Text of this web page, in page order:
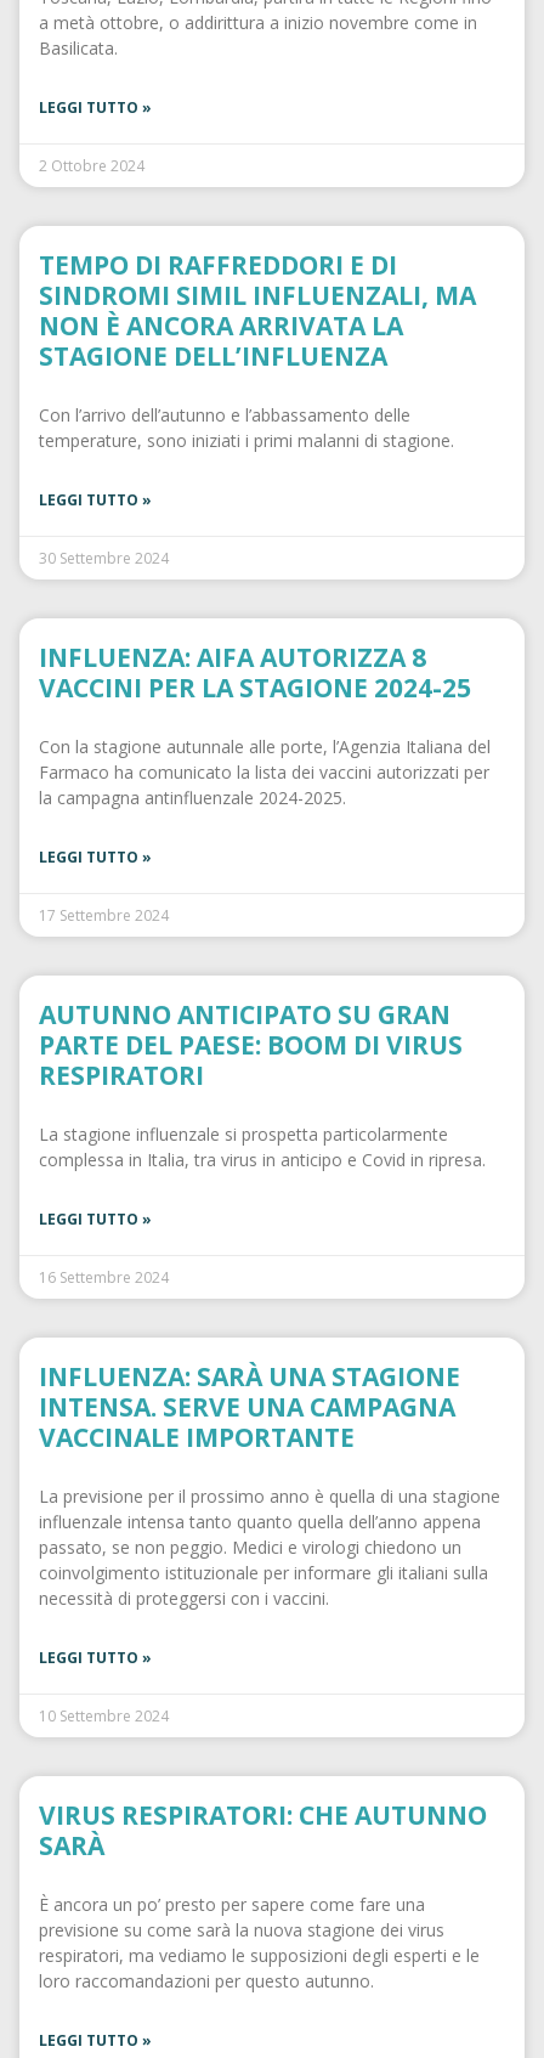
a metà ottobre, o addirittura a inizio novembre come in
Basilicata.
LEGGI TUTTO »
2 Ottobre 2024
TEMPO DI RAFFREDDORI E DI
SINDROMI SIMIL INFLUENZALI, MA
NON È ANCORA ARRIVATA LA
STAGIONE DELL’INFLUENZA
Con l’arrivo dell’autunno e l’abbassamento delle
temperature, sono iniziati i primi malanni di stagione.
LEGGI TUTTO »
30 Settembre 2024
INFLUENZA: AIFA AUTORIZZA 8
VACCINI PER LA STAGIONE 2024-25
Con la stagione autunnale alle porte, l’Agenzia Italiana del
Farmaco ha comunicato la lista dei vaccini autorizzati per
la campagna antinfluenzale 2024-2025.
LEGGI TUTTO »
17 Settembre 2024
AUTUNNO ANTICIPATO SU GRAN
PARTE DEL PAESE: BOOM DI VIRUS
RESPIRATORI
La stagione influenzale si prospetta particolarmente
complessa in Italia, tra virus in anticipo e Covid in ripresa.
LEGGI TUTTO »
16 Settembre 2024
INFLUENZA: SARÀ UNA STAGIONE
INTENSA. SERVE UNA CAMPAGNA
VACCINALE IMPORTANTE
La previsione per il prossimo anno è quella di una stagione
influenzale intensa tanto quanto quella dell’anno appena
passato, se non peggio. Medici e virologi chiedono un
coinvolgimento istituzionale per informare gli italiani sulla
necessità di proteggersi con i vaccini.
LEGGI TUTTO »
10 Settembre 2024
VIRUS RESPIRATORI: CHE AUTUNNO
SARÀ
È ancora un po’ presto per sapere come fare una
previsione su come sarà la nuova stagione dei virus
respiratori, ma vediamo le supposizioni degli esperti e le
loro raccomandazioni per questo autunno.
LEGGI TUTTO »